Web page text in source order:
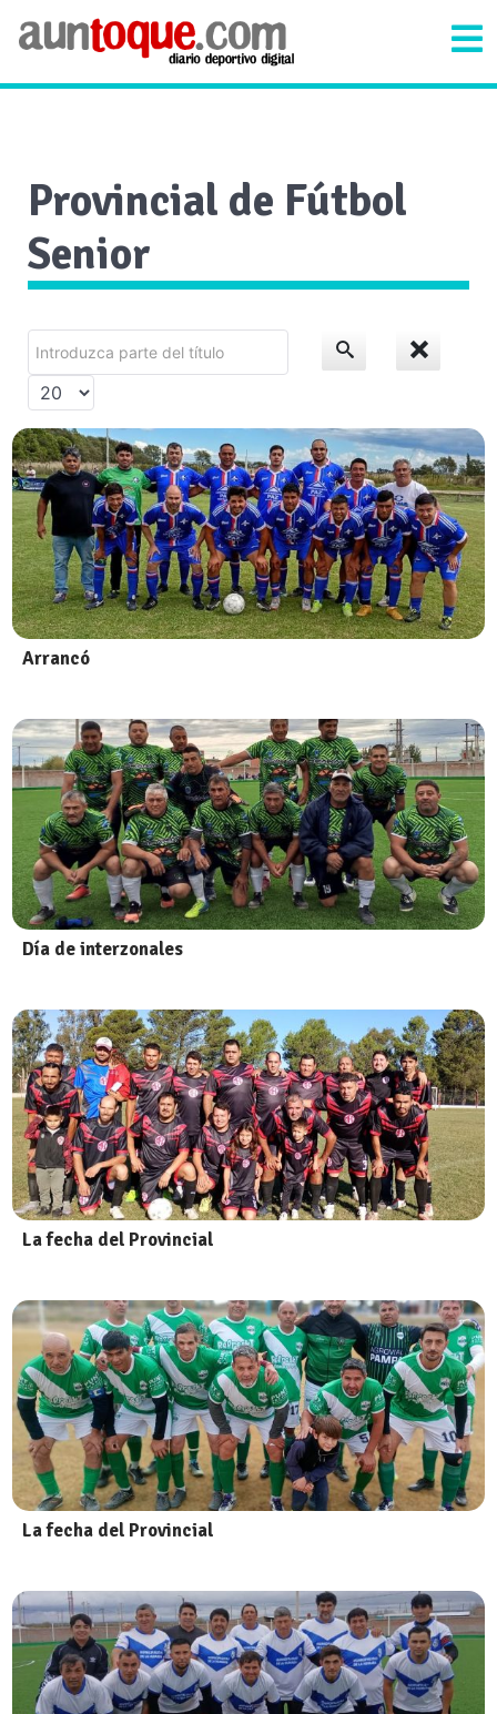
Provincial de Fútbol
Senior
Introduzca
parte
del
título
Cantidad
a
mostrar
Arrancó
Día de interzonales
La fecha del Provincial
La fecha del Provincial